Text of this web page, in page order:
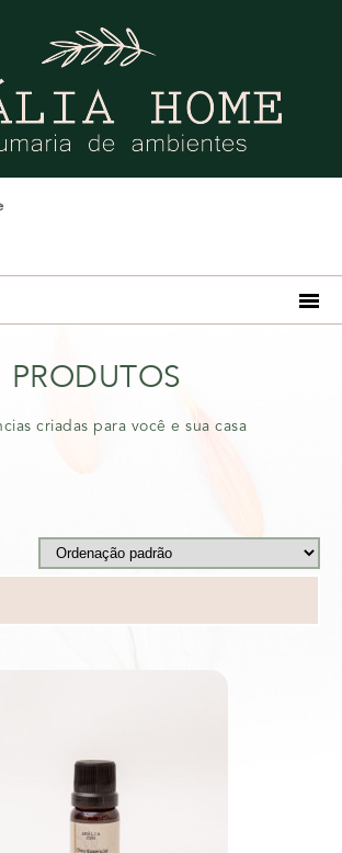
PRODUTOS
criadas para você e sua casa